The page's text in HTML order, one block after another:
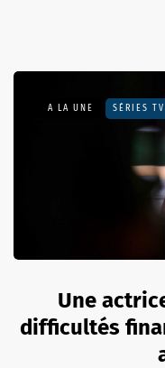
A LA UNE SÉRIES TV
Une
difficultés